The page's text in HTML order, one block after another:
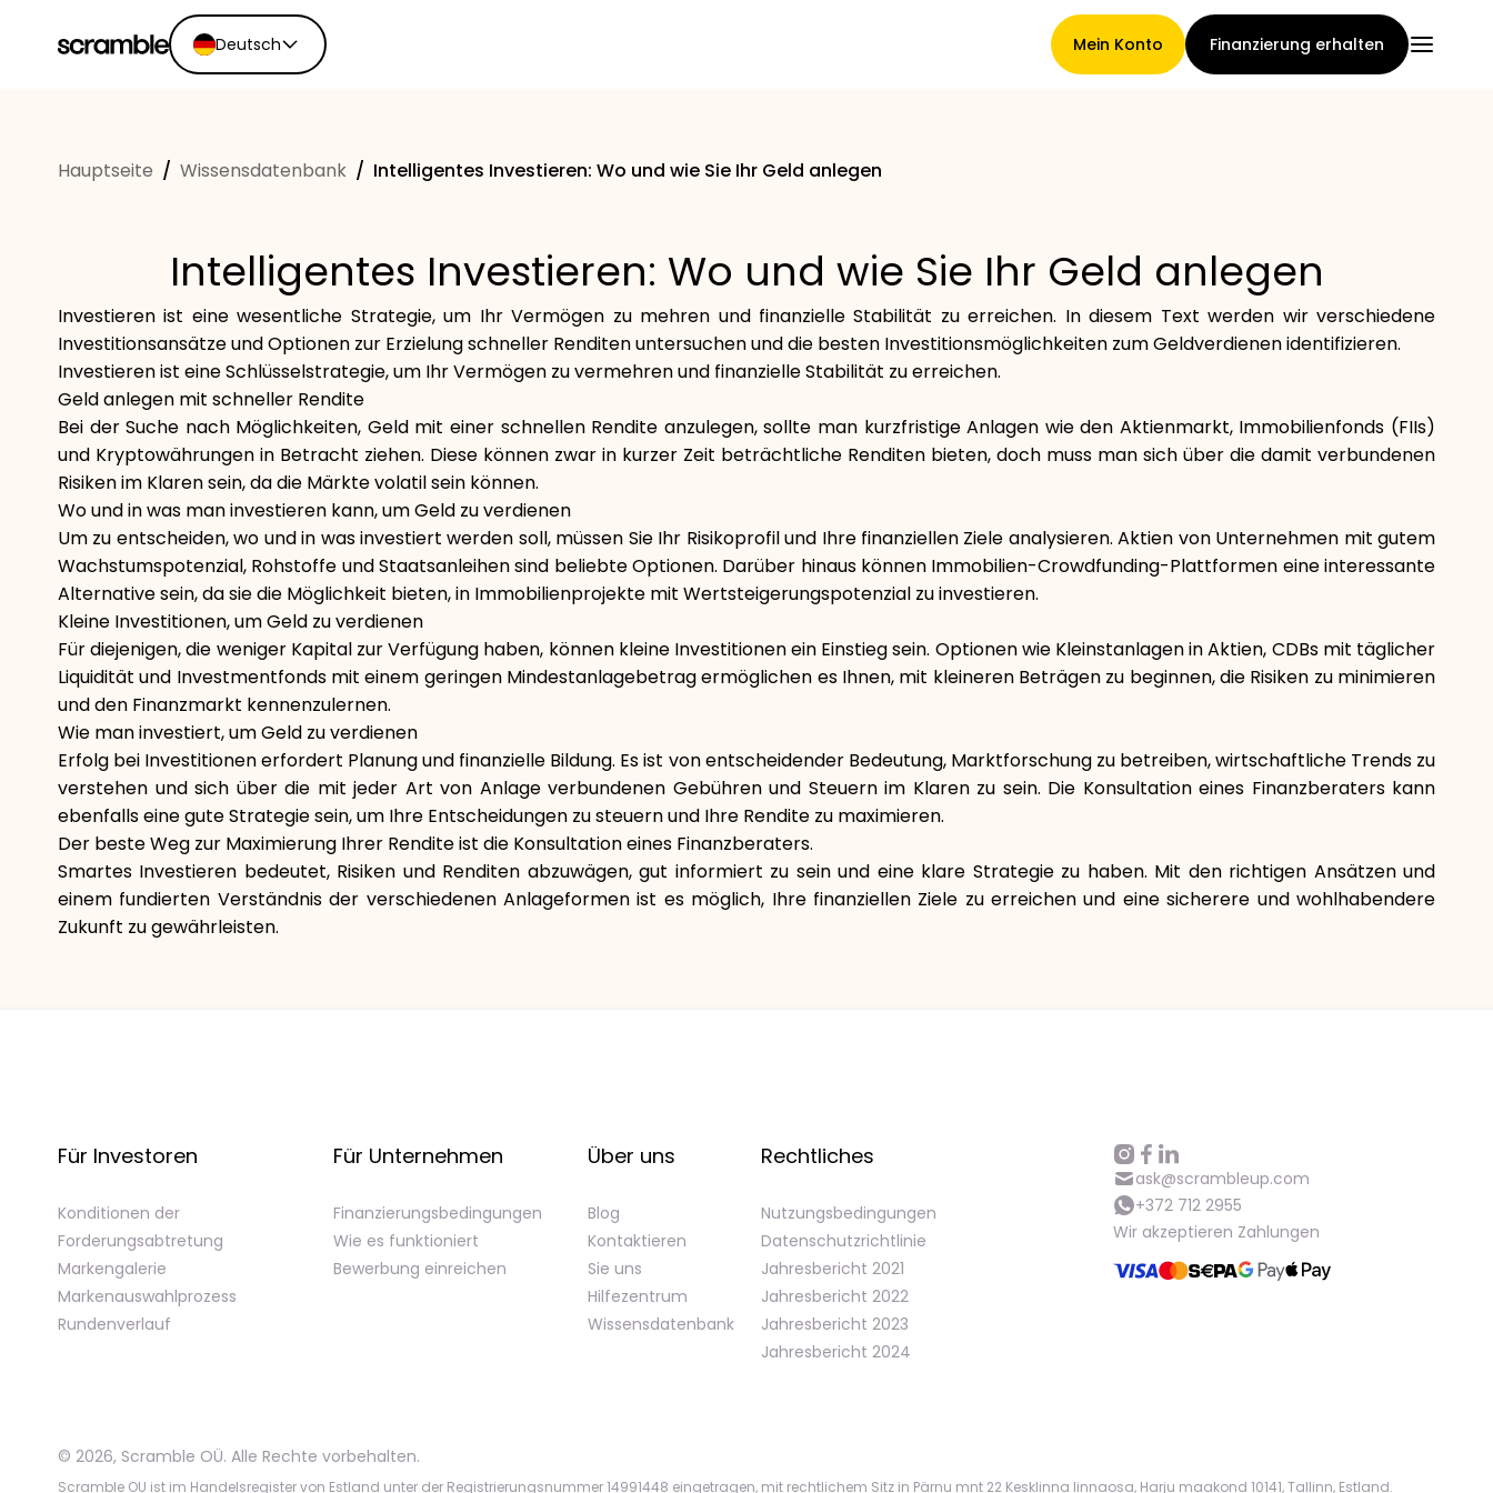
Deutsch
Español
Deutsch
Eesti keel
Mein Konto Finanzierung erhalten
Konditionen der
Forderungsabtretung
Markengalerie
Markenauswahl
Rechner
Rundenverlauf
ask@scrambleup.com +372 712 2955
Hauptseite / Wissensdatenbank / Intelligentes Investieren: Wo und wie Sie Ihr Geld anlegen
Intelligentes Investieren: Wo und wie Sie Ihr Geld anlegen
Investieren ist eine wesentliche Strategie, um Ihr Vermögen zu mehren und finanzielle Stabilität zu erreichen. In diesem Text werden wir verschiedene
Investitionsansätze und Optionen zur Erzielung schneller Renditen untersuchen und die besten Investitionsmöglichkeiten zum Geldverdienen identifizieren.
Investieren ist eine Schlüsselstrategie, um Ihr Vermögen zu vermehren und finanzielle Stabilität zu erreichen.
Geld anlegen mit schneller Rendite
Bei der Suche nach Möglichkeiten, Geld mit einer schnellen Rendite anzulegen, sollte man kurzfristige Anlagen wie den Aktienmarkt, Immobilienfonds (FIIs)
und Kryptowährungen in Betracht ziehen. Diese können zwar in kurzer Zeit beträchtliche Renditen bieten, doch muss man sich über die damit verbundenen
Risiken im Klaren sein, da die Märkte volatil sein können.
Wo und in was man investieren kann, um Geld zu verdienen
Um zu entscheiden, wo und in was investiert werden soll, müssen Sie Ihr Risikoprofil und Ihre finanziellen Ziele analysieren. Aktien von Unternehmen mit gutem
Wachstumspotenzial, Rohstoffe und Staatsanleihen sind beliebte Optionen. Darüber hinaus können Immobilien-Crowdfunding-Plattformen eine interessante
Alternative sein, da sie die Möglichkeit bieten, in Immobilienprojekte mit Wertsteigerungspotenzial zu investieren.
Kleine Investitionen, um Geld zu verdienen
Für diejenigen, die weniger Kapital zur Verfügung haben, können kleine Investitionen ein Einstieg sein. Optionen wie Kleinstanlagen in Aktien, CDBs mit täglicher
Liquidität und Investmentfonds mit einem geringen Mindestanlagebetrag ermöglichen es Ihnen, mit kleineren Beträgen zu beginnen, die Risiken zu minimieren
und den Finanzmarkt kennenzulernen.
Wie man investiert, um Geld zu verdienen
Erfolg bei Investitionen erfordert Planung und finanzielle Bildung. Es ist von entscheidender Bedeutung, Marktforschung zu betreiben, wirtschaftliche Trends zu
verstehen und sich über die mit jeder Art von Anlage verbundenen Gebühren und Steuern im Klaren zu sein. Die Konsultation eines Finanzberaters kann
ebenfalls eine gute Strategie sein, um Ihre Entscheidungen zu steuern und Ihre Rendite zu maximieren.
Der beste Weg zur Maximierung Ihrer Rendite ist die Konsultation eines Finanzberaters.
Smartes Investieren bedeutet, Risiken und Renditen abzuwägen, gut informiert zu sein und eine klare Strategie zu haben. Mit den richtigen Ansätzen und
einem fundierten Verständnis der verschiedenen Anlageformen ist es möglich, Ihre finanziellen Ziele zu erreichen und eine sicherere und wohlhabendere
Zukunft zu gewährleisten.
Für Investoren
Konditionen der
Forderungsabtretung
Markengalerie
Markenauswahlprozess
Rundenverlauf
Für Unternehmen
Finanzierungsbedingungen
Wie es funktioniert
Bewerbung einreichen
Über uns
Blog
Kontaktieren
Sie uns
Hilfezentrum
Wissensdatenbank
Rechtliches
Nutzungsbedingungen
Datenschutzrichtlinie
Jahresbericht 2021
Jahresbericht 2022
Jahresbericht 2023
Jahresbericht 2024
ask@scrambleup.com
+372 712 2955
Wir akzeptieren Zahlungen
© 2026, Scramble OÜ. Alle Rechte vorbehalten.
Scramble OU ist im Handelsregister von Estland unter der Registrierungsnummer 14991448 eingetragen, mit rechtlichem Sitz in Pärnu mnt 22 Kesklinna linnaosa, Harju maakond 10141, Tallinn, Estland.